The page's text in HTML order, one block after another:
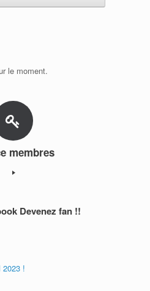
le moment.
membres
Devenez fan !!
2023 !